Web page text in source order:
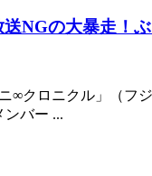
NGの大暴走！
∞クロニクル」（フ
ンバー ...